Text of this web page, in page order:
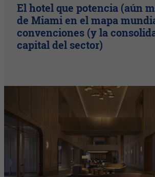
El hotel que potencia (aún
de Miami en el mapa
convenciones (y la
capital del sector)